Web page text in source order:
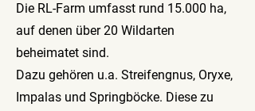
Die RL-Farm umfasst rund 15.000 ha,
auf denen über 20 Wildarten
beheimatet sind.
Dazu gehören u.a. Streifengnus, Oryxe,
Impalas und Springböcke. Diese zu